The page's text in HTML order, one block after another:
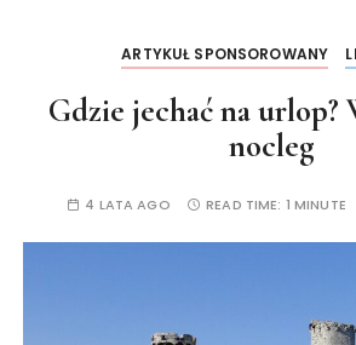
ARTYKUŁ SPONSOROWANY
Gdzie jechać na urlop?
nocleg
4 LATA AGO READ TIME: 1 MINUTE